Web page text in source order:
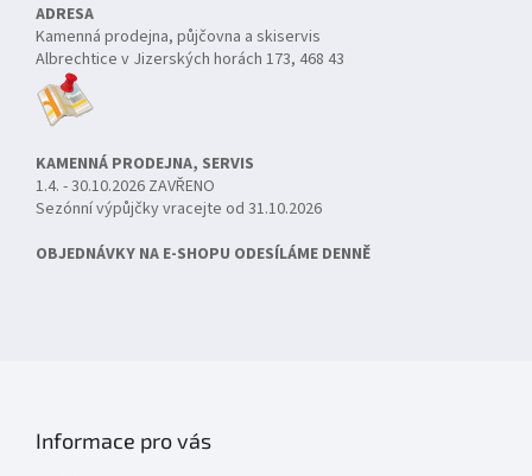
ADRESA
Kamenná prodejna, půjčovna a skiservis
Albrechtice v Jizerských horách 173, 468 43
KAMENNÁ PRODEJNA, SERVIS
1.4. - 30.10.2026 ZAVŘENO
Sezónní výpůjčky vracejte od 31.10.2026
OBJEDNÁVKY NA E-SHOPU ODESÍLÁME DENNĚ
Informace pro vás